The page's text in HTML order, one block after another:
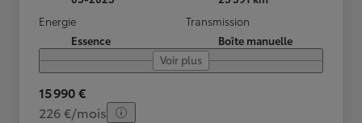
Energie
Essence
Transmission
Boîte manuelle
Voir plus
15 990 €
226 €/mois